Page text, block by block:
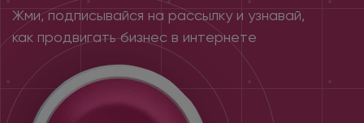
Жми, подписывайся на рассылку и узнавай,
как продвигать бизнес в интернете